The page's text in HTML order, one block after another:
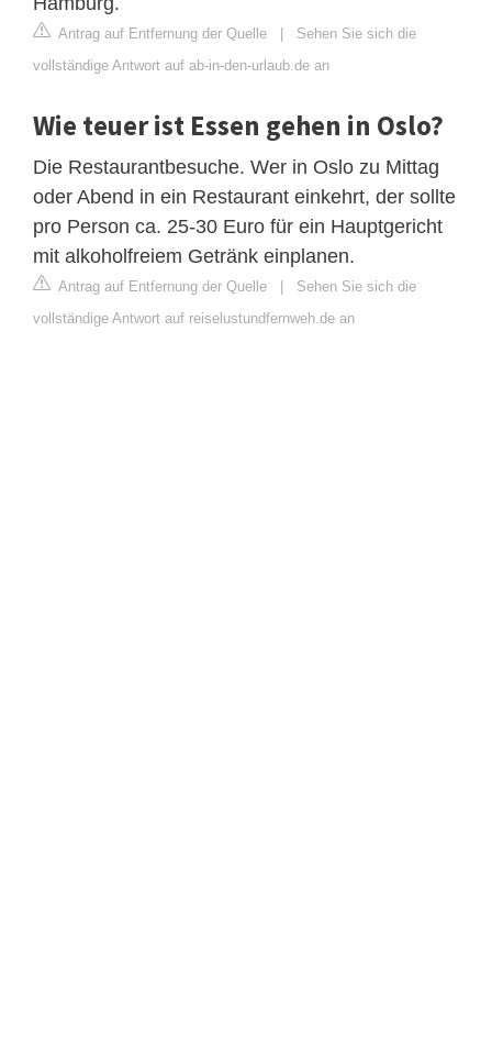
Antrag auf Entfernung der Quelle | Sehen Sie sich die
vollständige Antwort auf ab-in-den-urlaub.de an
Wie teuer ist Essen gehen in Oslo?
Die Restaurantbesuche. Wer in Oslo zu Mittag
oder Abend in ein Restaurant einkehrt, der sollte
pro Person ca. 25-30 Euro für ein Hauptgericht
mit alkoholfreiem Getränk einplanen.
Antrag auf Entfernung der Quelle | Sehen Sie sich die
vollständige Antwort auf reiselustundfernweh.de an